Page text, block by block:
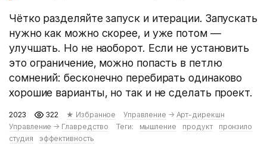
Чётко разделяйте запуск и итерации. Запускать
нужно как можно скорее, и уже потом —
улучшать. Но не наоборот. Если не установить
это ограничение, можно попасть в петлю
сомнений: бесконечно перебирать одинаково
хорошие варианты, но так и не сделать проект.
2023 322 ★ Избранное Управление → Арт-дирекшн
Управление → Главредство Теги: мышление продукт
пронзило
студия
эффективность